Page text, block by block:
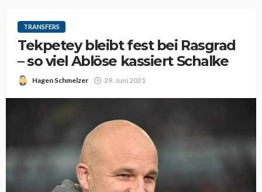
TRANSFERS
Tekpetey bleibt fest bei Rasgrad
– so viel Ablöse kassiert Schalke
Hagen Schmelzer 29. Juni 2021